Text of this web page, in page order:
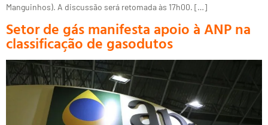
Manguinhos). A discussão será retomada às 17h00. […]
Setor de gás manifesta apoio à ANP na
classificação de gasodutos